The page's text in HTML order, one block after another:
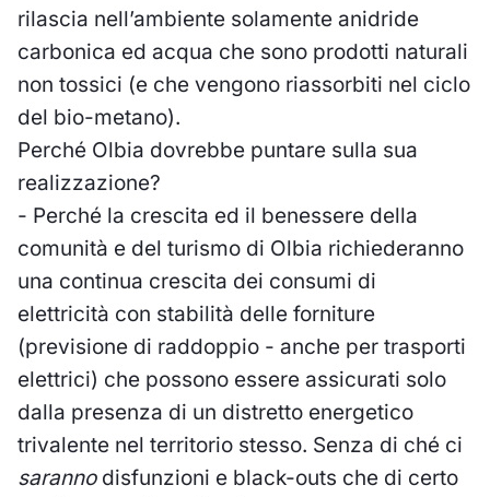
rilascia nell’ambiente solamente anidride
carbonica ed acqua che sono prodotti naturali
non tossici (e che vengono riassorbiti nel ciclo
del bio-metano).
Perché Olbia dovrebbe puntare sulla sua
realizzazione?
- Perché la crescita ed il benessere della
comunità e del turismo di Olbia richiederanno
una continua crescita dei consumi di
elettricità con stabilità delle forniture
(previsione di raddoppio - anche per trasporti
elettrici) che possono essere assicurati solo
dalla presenza di un distretto energetico
trivalente nel territorio stesso. Senza di ché ci
sarannodisfunzioni e black-outs che di certo